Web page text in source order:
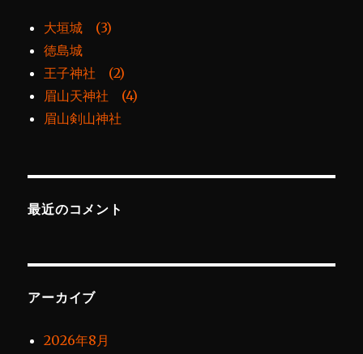
大垣城 (3)
徳島城
王子神社 (2)
眉山天神社 (4)
眉山剣山神社
最近のコメント
アーカイブ
2026年8月